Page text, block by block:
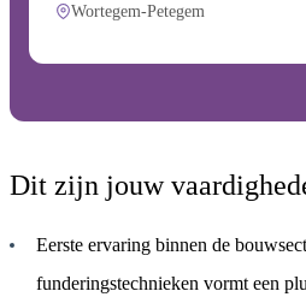
Wortegem-Petegem
Dit zijn jouw
Eerste ervaring binnen de
funderingstechnieken vormt een